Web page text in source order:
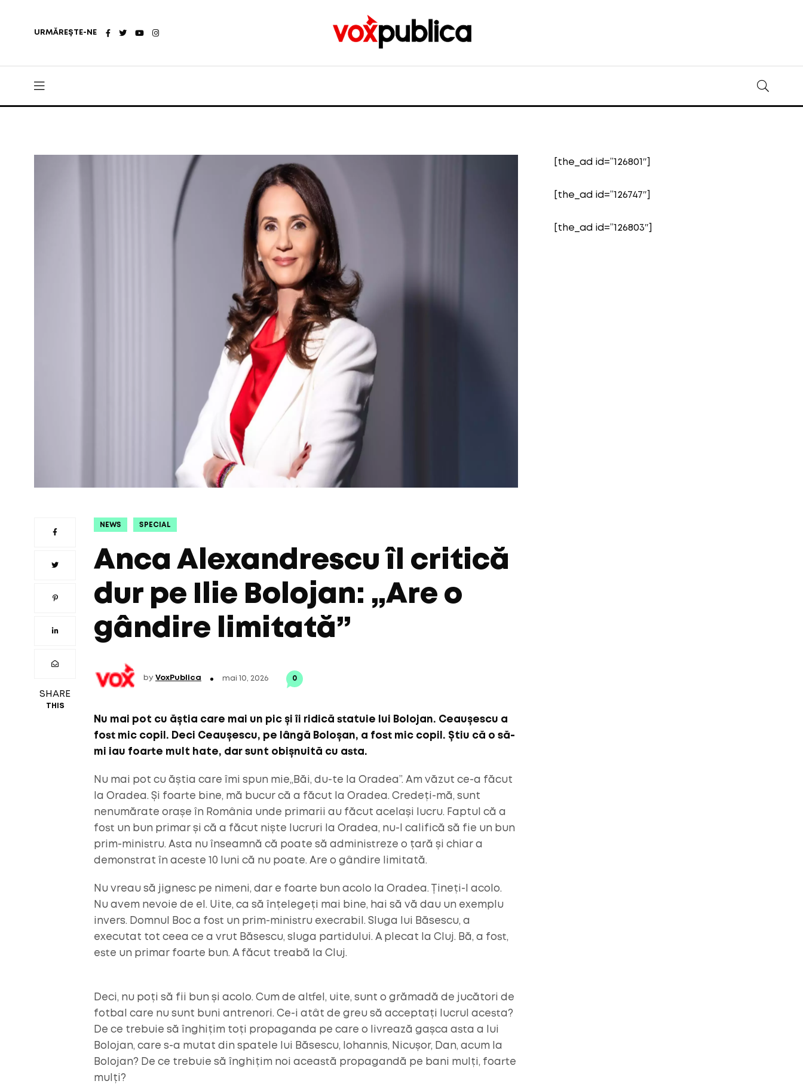
URMĂREȘTE-NE
SHARE
THIS
NEWS SPECIAL
Anca Alexandrescu îl critică
dur pe Ilie Bolojan: „Are o
gândire limitată”
by VoxPublica mai 10, 2026 0
Nu mai pot cu ăștia care mai un pic și îi ridică statuie lui Bolojan. Ceaușescu a
fost mic copil. Deci Ceaușescu, pe lângă Boloșan, a fost mic copil. Știu că o să-
mi iau foarte mult hate, dar sunt obișnuită cu asta.
Nu mai pot cu ăștia care îmi spun mie„Băi, du-te la Oradea”. Am văzut ce-a făcut
la Oradea. Și foarte bine, mă bucur că a făcut la Oradea. Credeți-mă, sunt
nenumărate orașe în România unde primarii au făcut același lucru. Faptul că a
fost un bun primar și că a făcut niște lucruri la Oradea, nu-l califică să fie un bun
prim-ministru. Asta nu înseamnă că poate să administreze o țară și chiar a
demonstrat în aceste 10 luni că nu poate. Are o gândire limitată.
Nu vreau să jignesc pe nimeni, dar e foarte bun acolo la Oradea. Țineți-l acolo.
Nu avem nevoie de el. Uite, ca să înțelegeți mai bine, hai să vă dau un exemplu
invers. Domnul Boc a fost un prim-ministru execrabil. Sluga lui Băsescu, a
executat tot ceea ce a vrut Băsescu, sluga partidului. A plecat la Cluj. Bă, a fost,
este un primar foarte bun. A făcut treabă la Cluj.
Deci, nu poți să fii bun și acolo. Cum de altfel, uite, sunt o grămadă de jucători de
fotbal care nu sunt buni antrenori. Ce-i atât de greu să acceptați lucrul acesta?
De ce trebuie să înghițim toți propaganda pe care o livrează gașca asta a lui
Bolojan, care s-a mutat din spatele lui Băsescu, Iohannis, Nicușor, Dan, acum la
Bolojan? De ce trebuie să înghițim noi această propagandă pe bani mulți, foarte
mulți?
[the_ad id=”126801″]
[the_ad id=”126747″]
[the_ad id=”126803″]